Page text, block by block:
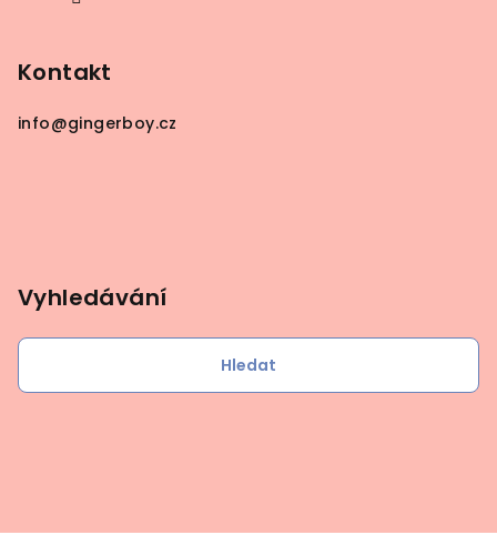
Kontakt
info@gingerboy.cz
Vyhledávání
Hledat